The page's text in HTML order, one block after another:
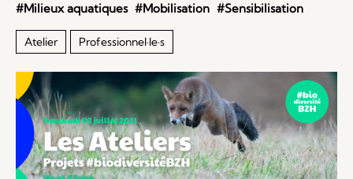
#Milieux aquatiques #Mobilisation #Sensibilisation
Atelier Professionnel·le·s